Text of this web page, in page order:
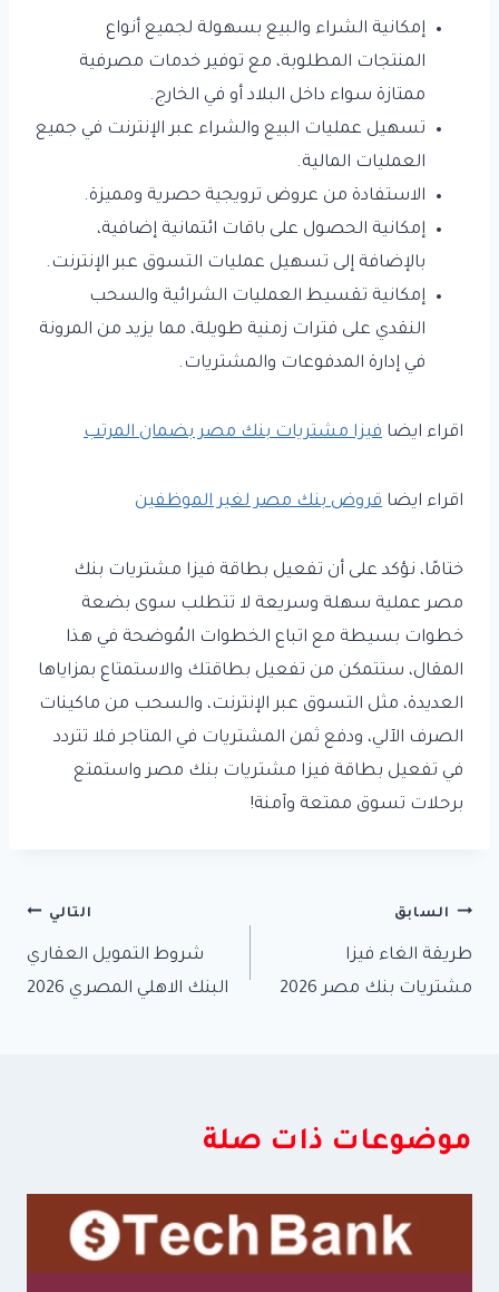
إمكانية الشراء والبيع بسهولة لجميع أنواع
المنتجات المطلوبة، مع توفير خدمات مصرفية
ممتازة سواء داخل البلاد أو في الخارج.
تسهيل عمليات البيع والشراء عبر الإنترنت في جميع
العمليات المالية.
الاستفادة من عروض ترويجية حصرية ومميزة.
إمكانية الحصول على باقات ائتمانية إضافية،
بالإضافة إلى تسهيل عمليات التسوق عبر الإنترنت.
إمكانية تقسيط العمليات الشرائية والسحب
النقدي على فترات زمنية طويلة، مما يزيد من المرونة
في إدارة المدفوعات والمشتريات.
اقراء ايضا فيزا مشتريات بنك مصر بضمان المرتب
اقراء ايضا قروض بنك مصر لغير الموظفين
ختامًا، نؤكد على أن تفعيل بطاقة فيزا مشتريات بنك
مصر عملية سهلة وسريعة لا تتطلب سوى بضعة
خطوات بسيطة مع اتباع الخطوات المُوضحة في هذا
المقال، ستتمكن من تفعيل بطاقتك والاستمتاع بمزاياها
العديدة، مثل التسوق عبر الإنترنت، والسحب من ماكينات
الصرف الآلي، ودفع ثمن المشتريات في المتاجر فلا تتردد
في تفعيل بطاقة فيزا مشتريات بنك مصر واستمتع
برحلات تسوق ممتعة وآمنة!
تصفّح
المقالات
السابق
طريقة الغاء فيزا
مشتريات بنك مصر 2026
التالي
شروط التمويل العقاري
البنك الاهلي المصري 2026
موضوعات ذات صلة